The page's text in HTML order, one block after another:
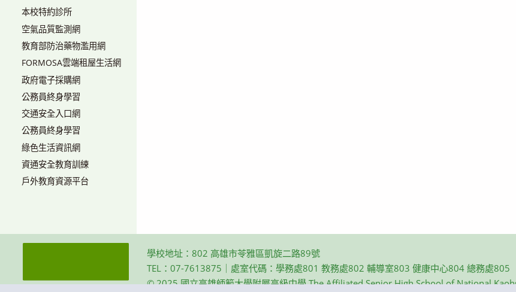
本校特約診所
空氣品質監測網
教育部防治藥物濫用網
FORMOSA雲端租屋生活網
政府電子採購網
公務員終身學習
交通安全入口網
公務員終身學習
綠色生活資訊網
資通安全教育訓練
戶外教育資源平台
學校地址：802 高雄市苓雅區凱旋二路89號
TEL：07-7613875｜處室代碼：學務處801 教務處802 輔導室803 健康中心804 總務處805
© 2025 國立高雄師範大學附屬高級中學 The Affiliated Senior High School of National